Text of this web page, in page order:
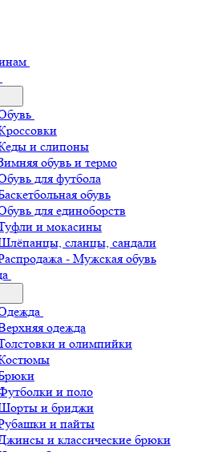
и слипоны
обувь и термо
для футбола
обувь
для единоборств
и мокасины
сланцы, сандали
- Мужская обувь
одежда
и олимпийки
и поло
и бриджи
и пайты
и классические брюки